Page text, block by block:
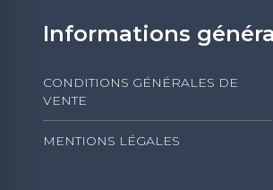
Informations
CONDITIONS GÉNÉRALES DE
VENTE
MENTIONS LÉGALES